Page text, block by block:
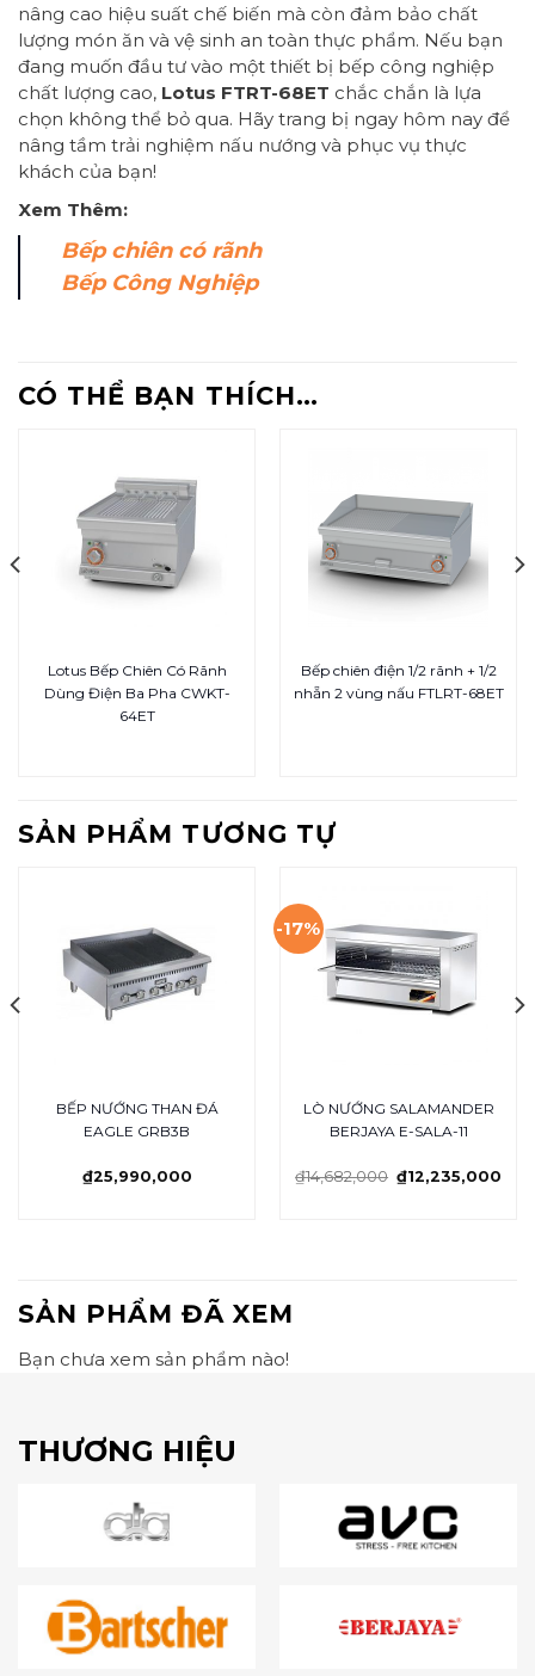
nâng cao hiệu suất chế biến mà còn đảm bảo chất
lượng món ăn và vệ sinh an toàn thực phẩm. Nếu bạn
đang muốn đầu tư vào một thiết bị bếp công nghiệp
chất lượng cao, Lotus FTRT-68ET chắc chắn là lựa
chọn không thể bỏ qua. Hãy trang bị ngay hôm nay để
nâng tầm trải nghiệm nấu nướng và phục vụ thực
khách của bạn!
Xem Thêm:
Bếp chiên có rãnh
Bếp Công Nghiệp
CÓ THỂ BẠN THÍCH…
Lotus Bếp Chiên Có Rãnh
Dùng Điện Ba Pha CWKT-
64ET
Bếp chiên điện 1/2 rãnh + 1/2
nhẵn 2 vùng nấu FTLRT-68ET
SẢN PHẨM TƯƠNG TỰ
BẾP NƯỚNG THAN ĐÁ
EAGLE GRB3B
₫25,990,000
-17%
LÒ NƯỚNG SALAMANDER
BERJAYA E-SALA-11
₫14,682,000 ₫12,235,000
SẢN PHẨM ĐÃ XEM
Bạn chưa xem sản phẩm nào!
THƯƠNG HIỆU